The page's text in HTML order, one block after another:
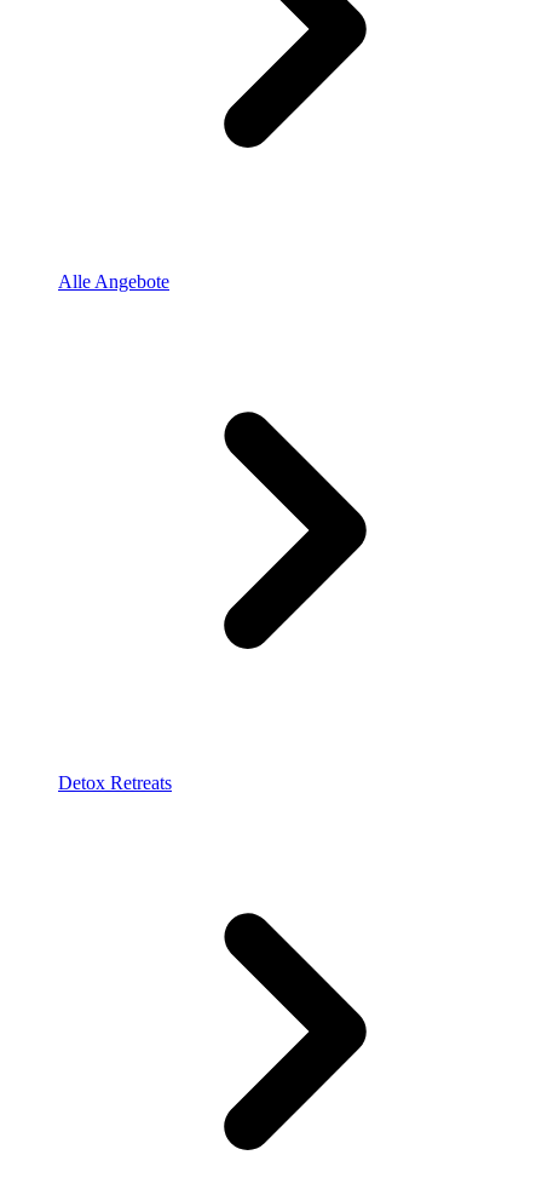
Alle Angebote
Detox Retreats